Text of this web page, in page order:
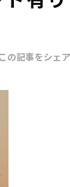
この記事をシェア